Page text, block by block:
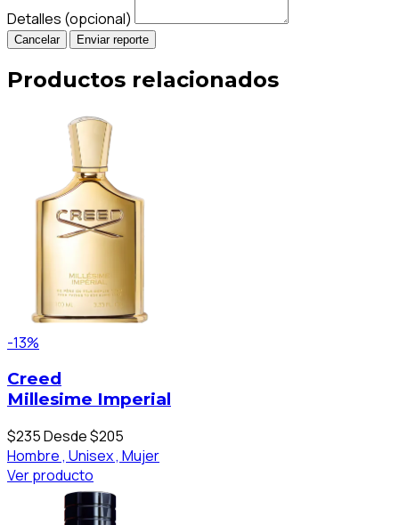
Detalles (opcional)
Cancelar Enviar reporte
Productos relacionados
-13%
Creed
Millesime Imperial
$235Desde $205
Hombre , Unisex , Mujer
Ver producto